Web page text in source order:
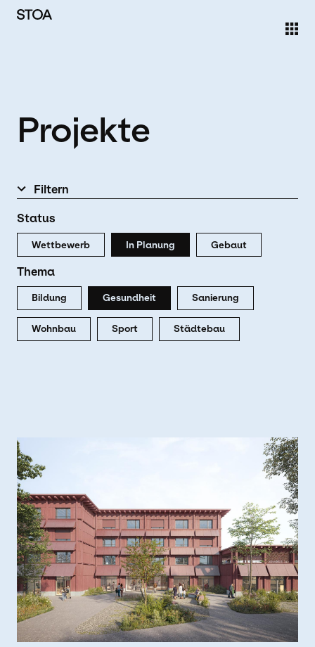
Direkt zum Inhalt
Projekte
Filtern
Status
Wettbewerb In Planung Gebaut
Thema
Bildung Gesundheit Sanierung
Wohnbau Sport Städtebau